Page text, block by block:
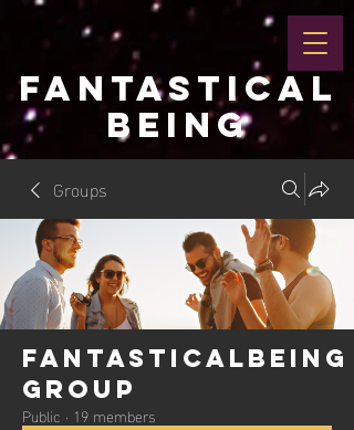
FANTASTICAL
BEING
Groups
Fantasticalbeing
Group
Public · 19 members